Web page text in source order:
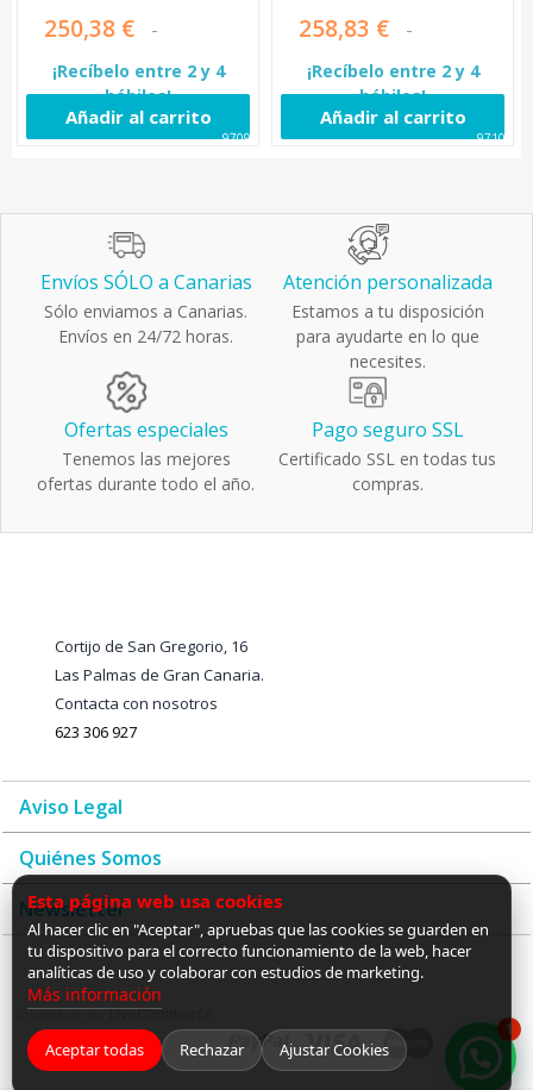
250,38 €
¡Recíbelo entre 2 y 4
hábiles!
Añadir al carrito
97092
258,83 €
¡Recíbelo entre 2 y 4
hábiles!
Añadir al carrito
97107
Envíos SÓLO a Canarias
Sólo enviamos a Canarias.
Envíos en 24/72 horas.
Atención personalizada
Estamos a tu disposición
para ayudarte en lo que
necesites.
Ofertas especiales
Tenemos las mejores
ofertas durante todo el año.
Pago seguro SSL
Certificado SSL en todas tus
compras.
Cortijo de San Gregorio, 16
Las Palmas de Gran Canaria.
Contacta con nosotros
623 306 927
Aviso Legal
Quiénes Somos
Newsletter
LiveCommerce
1
Esta página web usa cookies
Al hacer clic en "Aceptar", apruebas que las cookies se guarden en
tu dispositivo para el correcto funcionamiento de la web, hacer
analíticas de uso y colaborar con estudios de marketing.
Más información
Aceptar todas Rechazar Ajustar Cookies